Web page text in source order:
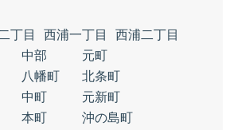
丁目 西浦一丁目
西浦二丁目
中部
元町
八幡町
北条町
中町
元新町
本町
沖の島町